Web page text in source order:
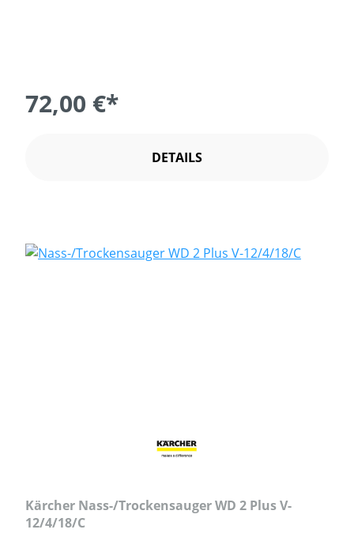
72,00 €*
DETAILS
Kärcher Nass-/Trockensauger WD 2 Plus V-
12/4/18/C